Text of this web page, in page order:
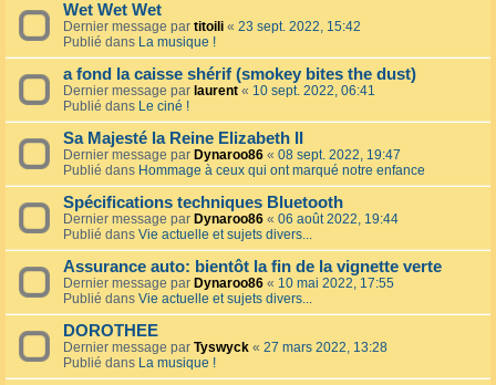
Wet Wet Wet
Dernier message par titoili « 23 sept. 2022, 15:42
Publié dans La musique !
a fond la caisse shérif (smokey bites the dust)
Dernier message par laurent « 10 sept. 2022, 06:41
Publié dans Le ciné !
Sa Majesté la Reine Elizabeth II
Dernier message par Dynaroo86 « 08 sept. 2022, 19:47
Publié dans Hommage à ceux qui ont marqué notre enfance
Spécifications techniques Bluetooth
Dernier message par Dynaroo86 « 06 août 2022, 19:44
Publié dans Vie actuelle et sujets divers...
Assurance auto: bientôt la fin de la vignette verte
Dernier message par Dynaroo86 « 10 mai 2022, 17:55
Publié dans Vie actuelle et sujets divers...
DOROTHEE
Dernier message par Tyswyck « 27 mars 2022, 13:28
Publié dans La musique !